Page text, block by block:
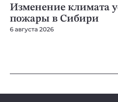
Изменение климата
пожары в Сибири
6 августа 2026